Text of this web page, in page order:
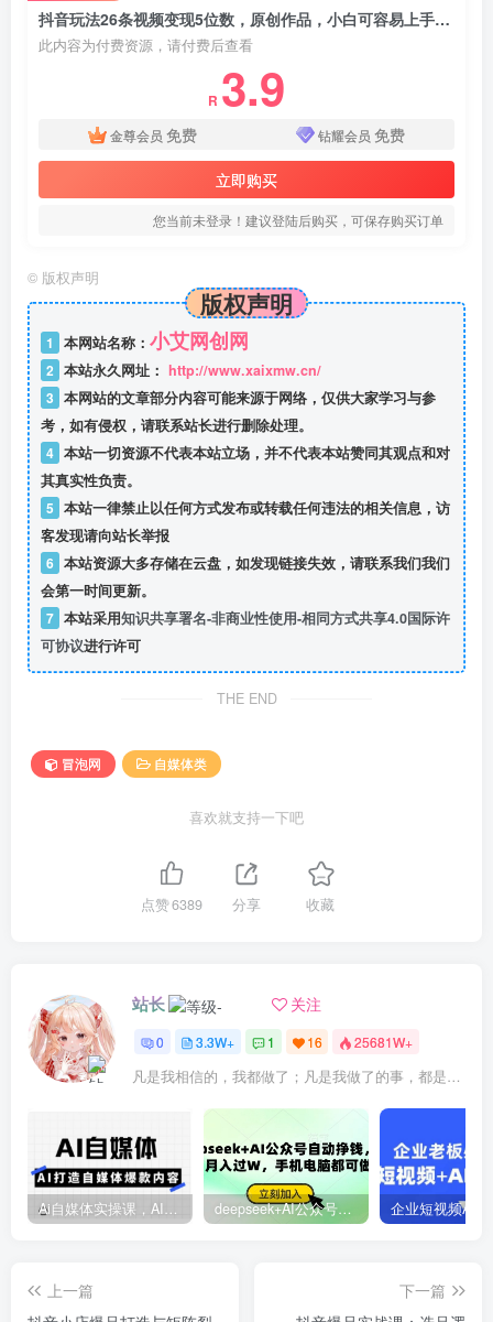
抖音玩法26条视频变现5位数，原创作品，小白可容易上手保姆级教程
此内容为付费资源，请付费后查看
R 3.9
金尊会员 免费 钻耀会员 免费
立即购买
您当前未登录！建议登陆后购买，可保存购买订单
© 版权声明
版权声明
1 本网站名称： 小艾网创网
2 本站永久网址： http://www.xaixmw.cn/
3 本网站的文章部分内容可能来源于网络，仅供大家学习与参
考，如有侵权，请联系站长进行删除处理。
4 本站一切资源不代表本站立场，并不代表本站赞同其观点和对
其真实性负责。
5 本站一律禁止以任何方式发布或转载任何违法的相关信息，访
客发现请向站长举报
6 本站资源大多存储在云盘，如发现链接失效，请联系我们我们
会第一时间更新。
7 本站采用知识共享署名-非商业性使用-相同方式共享4.0国际许
可协议进行许可
THE END
冒泡网 自媒体类
喜欢就支持一下吧
点赞6389 分享 收藏
站长 关注
0 3.3W+ 1 16 25681W+
凡是我相信的，我都做了；凡是我做了的事，都是全身心地投入去做的
Ai自媒体实操课，AI打造自媒体爆款内容 deepseek+AI公众号自动挣钱，轻松月入过W，手机电脑都可做
上一篇
下一篇